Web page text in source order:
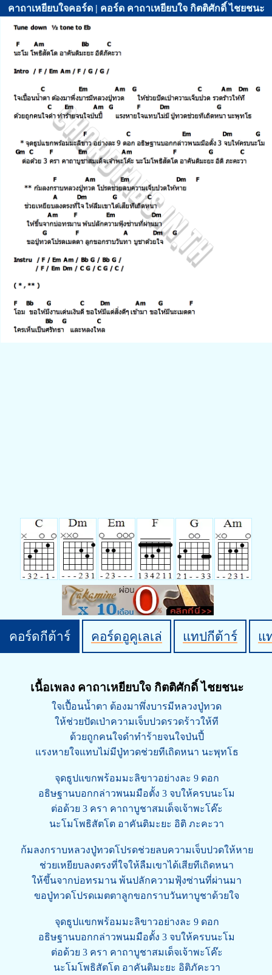
คาถาเหยียบใจคอร์ด | คอร์ด คาถาเหยียบใจ กิตติศักดิ์ ไชยชนะ
คอร์ดกีต้าร์ คอร์ดอูคูเลเล่ แทปกีต้าร์ แ
เนื้อเพลง คาถาเหยียบใจ กิตติศักดิ์ ไชยชนะ
ใจเปื้อนน้ำตา ต้องมาพึ่งบารมีหลวงปู่ทวด
ให้ช่วยปัดเป่าความเจ็บปวดรวดร้าวให้ที
ด้วยถูกคนใจดำทำร้ายจนใจป่นปี้
แรงหายใจแทบไม่มีปู่ทวดช่วยทีเถิดหนา นะพุทโธ
จุดธูปแขกพร้อมมะลิขาวอย่างละ 9 ดอก
อธิษฐานบอกกล่าวพนมมือตั้ง 3 จบให้ครบนะโม
ต่อด้วย 3 ครา คาถาบูชาสมเด็จเจ้าพะโค๊ะ
นะโมโพธิสัตโต อาคันติมะยะ อิติ ภะคะวา
ก้มลงกราบหลวงปู่ทวดโปรดช่วยลบความเจ็บปวดให้หาย
ช่วยเหยียบลงตรงที่ใจให้ลืมเขาได้เสียทีเถิดหนา
ให้ขึ้นจากบ่อทรมาน พ้นปลักความฟุ้งซ่านที่ผ่านมา
ขอปู่ทวดโปรดเมตตาลูกขอกราบวันทาบูชาด้วยใจ
จุดธูปแขกพร้อมมะลิขาวอย่างละ 9 ดอก
อธิษฐานบอกกล่าวพนมมือตั้ง 3 จบให้ครบนะโม
ต่อด้วย 3 ครา คาถาบูชาสมเด็จเจ้าพะโค๊ะ
นะโมโพธิสัตโต อาคันติมะยะ อิติภัคะวา